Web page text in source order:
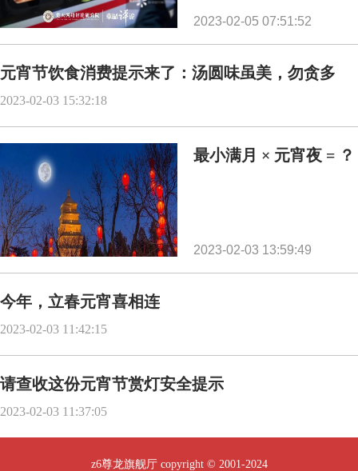
2023-02-05 07:51:52
元宵节饮食消费提示来了：汤圆味虽美，勿贪多
2023-02-03 15:32:18
最小满月 × 元宵夜 = ？
2023-02-03 13:59:49
今年，立春元宵喜相连
2023-02-03 11:42:15
请查收这份元宵节赏灯安全提示
2023-02-03 11:37:05
z6尊龙旗舰厅 copyright © 2001-2024